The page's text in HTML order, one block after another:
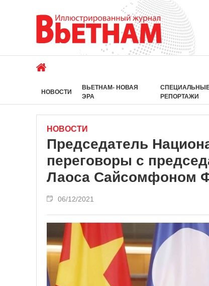
НОВОСТИ
ВЬЕТНАМ- НОВАЯ
ЭРА
РЕПОРТАЖИ
НОВОСТИ
Председатель
переговоры с
Лаоса Сайсомфоном
06/12/2021